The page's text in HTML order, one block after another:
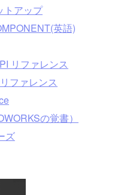
トアップ
英語)
リファレンス
ファレンス
の覚書）
ズ